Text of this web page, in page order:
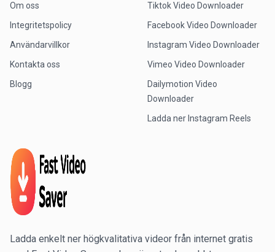
Om oss
Integritetspolicy
Användarvillkor
Kontakta oss
Blogg
Tiktok Video Downloader
Facebook Video Downloader
Instagram Video Downloader
Vimeo Video Downloader
Dailymotion Video
Downloader
Ladda ner Instagram Reels
Ladda enkelt ner högkvalitativa videor från internet gratis